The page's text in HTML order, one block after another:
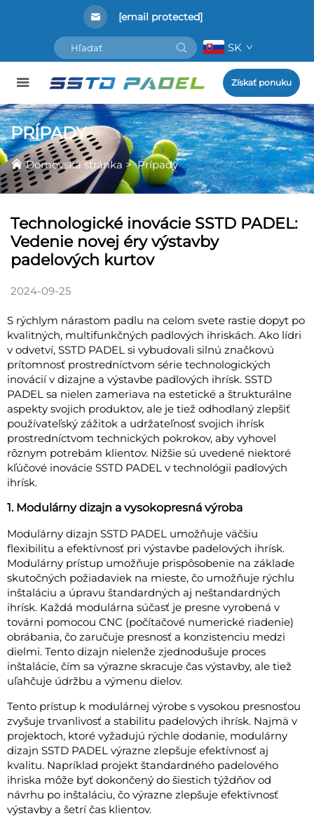
[email protected]
SK
Získať ponuku
PRÍPADY
Domovská stránka >Prípady
Technologické inovácie SSTD PADEL:
Vedenie novej éry výstavby
padelových kurtov
2024-09-25
S rýchlym nárastom padlu na celom svete rastie dopyt po
kvalitných, multifunkčných padlových ihriskách. Ako lídri
v odvetví, SSTD PADEL si vybudovali silnú značkovú
prítomnosť prostredníctvom série technologických
inovácií v dizajne a výstavbe padlových ihrísk. SSTD
PADEL sa nielen zameriava na estetické a štrukturálne
aspekty svojich produktov, ale je tiež odhodlaný zlepšiť
používateľský zážitok a udržateľnosť svojich ihrísk
prostredníctvom technických pokrokov, aby vyhovel
rôznym potrebám klientov. Nižšie sú uvedené niektoré
kľúčové inovácie SSTD PADEL v technológii padlových
ihrísk.
1. Modulárny dizajn a vysokopresná výroba
Modulárny dizajn SSTD PADEL umožňuje väčšiu
flexibilitu a efektívnosť pri výstavbe padelových ihrísk.
Modulárny prístup umožňuje prispôsobenie na základe
skutočných požiadaviek na mieste, čo umožňuje rýchlu
inštaláciu a úpravu štandardných aj neštandardných
ihrísk. Každá modulárna súčasť je presne vyrobená v
továrni pomocou CNC (počítačové numerické riadenie)
obrábania, čo zaručuje presnosť a konzistenciu medzi
dielmi. Tento dizajn nielenže zjednodušuje proces
inštalácie, čím sa výrazne skracuje čas výstavby, ale tiež
uľahčuje údržbu a výmenu dielov.
Tento prístup k modulárnej výrobe s vysokou presnosťou
zvyšuje trvanlivosť a stabilitu padelových ihrísk. Najmä v
projektoch, ktoré vyžadujú rýchle dodanie, modulárny
dizajn SSTD PADEL výrazne zlepšuje efektívnosť aj
kvalitu. Napríklad projekt štandardného padelového
ihriska môže byť dokončený do šiestich týždňov od
návrhu po inštaláciu, čo výrazne zlepšuje efektívnosť
výstavby a šetrí čas klientov.